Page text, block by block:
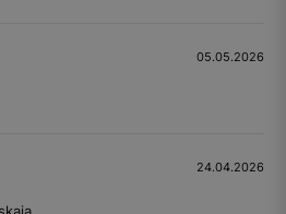
05.05.2026
24.04.2026